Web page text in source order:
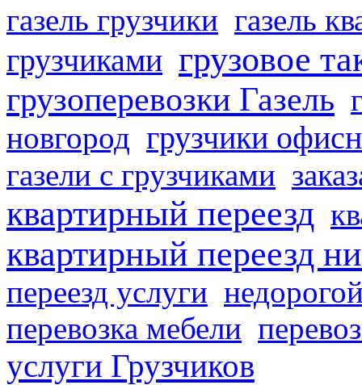
газель грузчики газель
грузчиками грузовое
грузоперевозки Газель
новгород грузчики
газели с грузчиками
квартирный переезд
квартирный переезд
переезд услуги
перевозка мебели
услуги Грузчиков